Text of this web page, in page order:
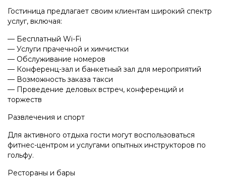
Гостиница предлагает своим клиентам широкий спектр
услуг, включая:
— Бесплатный Wi-Fi
— Услуги прачечной и химчистки
— Обслуживание номеров
— Конференц-зал и банкетный зал для мероприятий
— Возможность заказа такси
— Проведение деловых встреч, конференций и
торжеств
Развлечения и спорт
Для активного отдыха гости могут воспользоваться
фитнес-центром и услугами опытных инструкторов по
гольфу.
Рестораны и бары